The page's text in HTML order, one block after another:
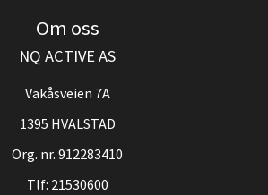
Om oss
NQ ACTIVE AS
Vakåsveien 7A
1395 HVALSTAD
Org. nr. 912283410
Tlf: 21530600